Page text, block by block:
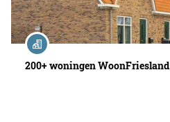
200+ woningen WoonFriesland